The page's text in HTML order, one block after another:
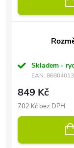
Skladem -
EAN:
849 Kč
702 Kč bez DPH